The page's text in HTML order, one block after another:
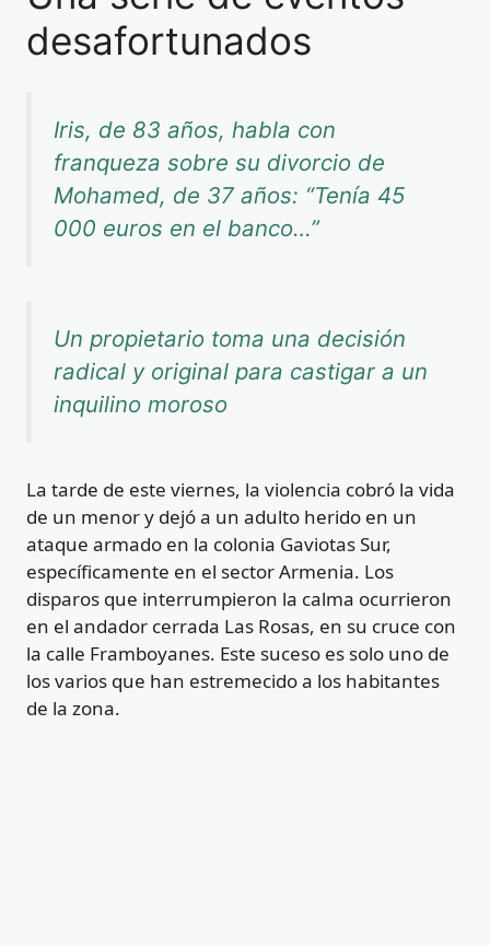
desafortunados
Iris, de 83 años, habla con
franqueza sobre su divorcio de
Mohamed, de 37 años: “Tenía 45
000 euros en el banco…”
Un propietario toma una decisión
radical y original para castigar a un
inquilino moroso
La tarde de este viernes, la violencia cobró la vida
de un menor y dejó a un adulto herido en un
ataque armado en la colonia Gaviotas Sur,
específicamente en el sector Armenia. Los
disparos que interrumpieron la calma ocurrieron
en el andador cerrada Las Rosas, en su cruce con
la calle Framboyanes. Este suceso es solo uno de
los varios que han estremecido a los habitantes
de la zona.